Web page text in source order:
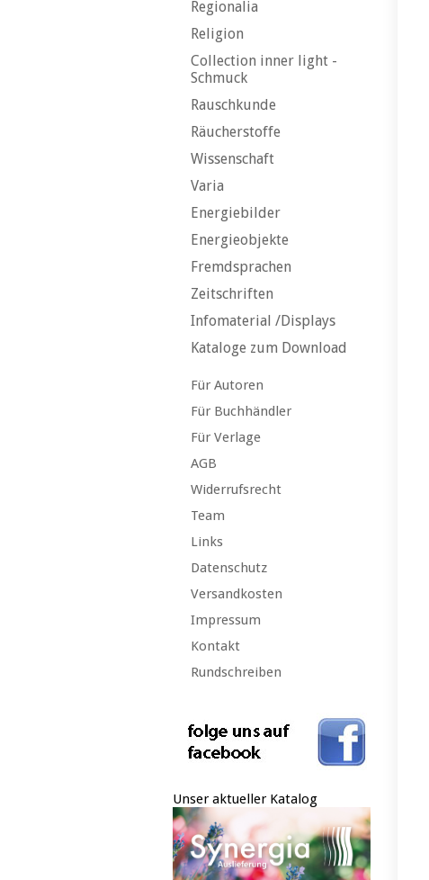
Regionalia
Religion
Collection inner light -
Schmuck
Rauschkunde
Räucherstoffe
Wissenschaft
Varia
Energiebilder
Energieobjekte
Fremdsprachen
Zeitschriften
Infomaterial /Displays
Kataloge zum Download
Für Autoren
Für Buchhändler
Für Verlage
AGB
Widerrufsrecht
Team
Links
Datenschutz
Versandkosten
Impressum
Kontakt
Rundschreiben
Unser aktueller Katalog